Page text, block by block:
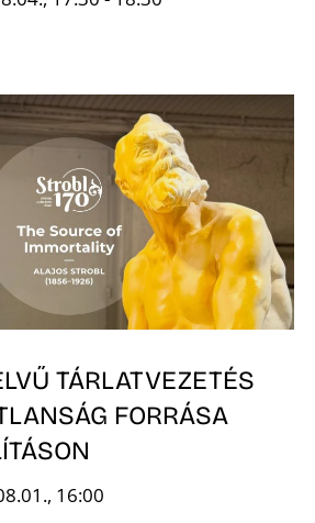
TÁRLATVEZETÉS
FORRÁSA
16:00